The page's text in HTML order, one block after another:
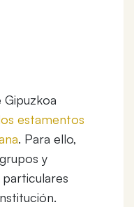
Gipuzkoa
estamentos
. Para ello,
y
particulares